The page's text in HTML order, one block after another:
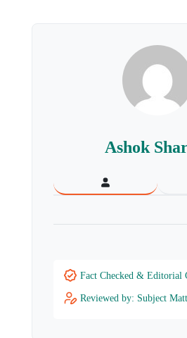
Ashok
Fact Checked & Editorial
Reviewed by: Subject